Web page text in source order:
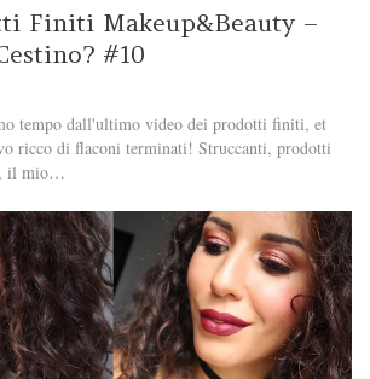
Finiti Makeup&Beauty –
#10
tempo dall'ultimo video dei prodotti finiti, et
ricco di flaconi terminati! Struccanti, prodotti
il mio…